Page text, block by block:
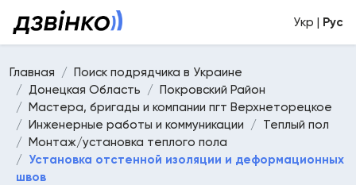
Укр | Рус
Главная
Поиск подрядчика в Украине
Донецкая Область
Покровский Район
Мастера, бригады и компании пгт Верхнеторецкое
Инженерные работы и коммуникации
Теплый пол
Монтаж/установка теплого пола
Установка отстенной изоляции и деформационных
швов